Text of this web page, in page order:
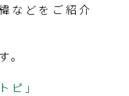
などをご紹介
。
ピ」